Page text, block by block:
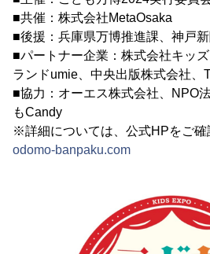
■共催：株式会社MetaOsaka
■後援：兵庫県万博推進課、神戸
■パートナー企業：株式会社キッ
ランドumie、中央出版株式会社、
■協力：オーエス株式会社、NPO
もCandy
※詳細については、公式HPをご
odomo-banpaku.com